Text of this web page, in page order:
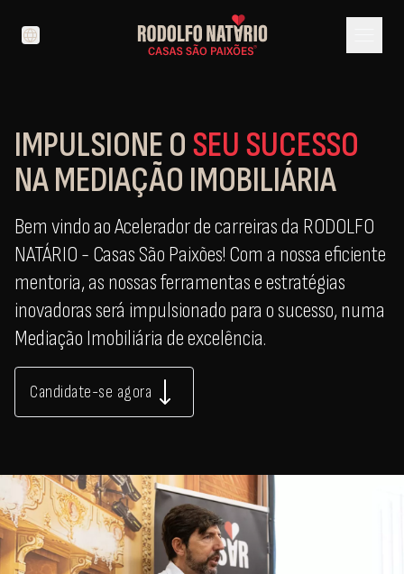
language
IMPULSIONE OSEU SUCESSO
NA MEDIAÇÃO IMOBILIÁRIA
Bem vindo ao Acelerador de carreiras da RODOLFO
NATÁRIO - Casas São Paixões! Com a nossa eficiente
mentoria, as nossas ferramentas e estratégias
inovadoras será impulsionado para o sucesso, numa
Mediação Imobiliária de excelência.
Candidate-se agora